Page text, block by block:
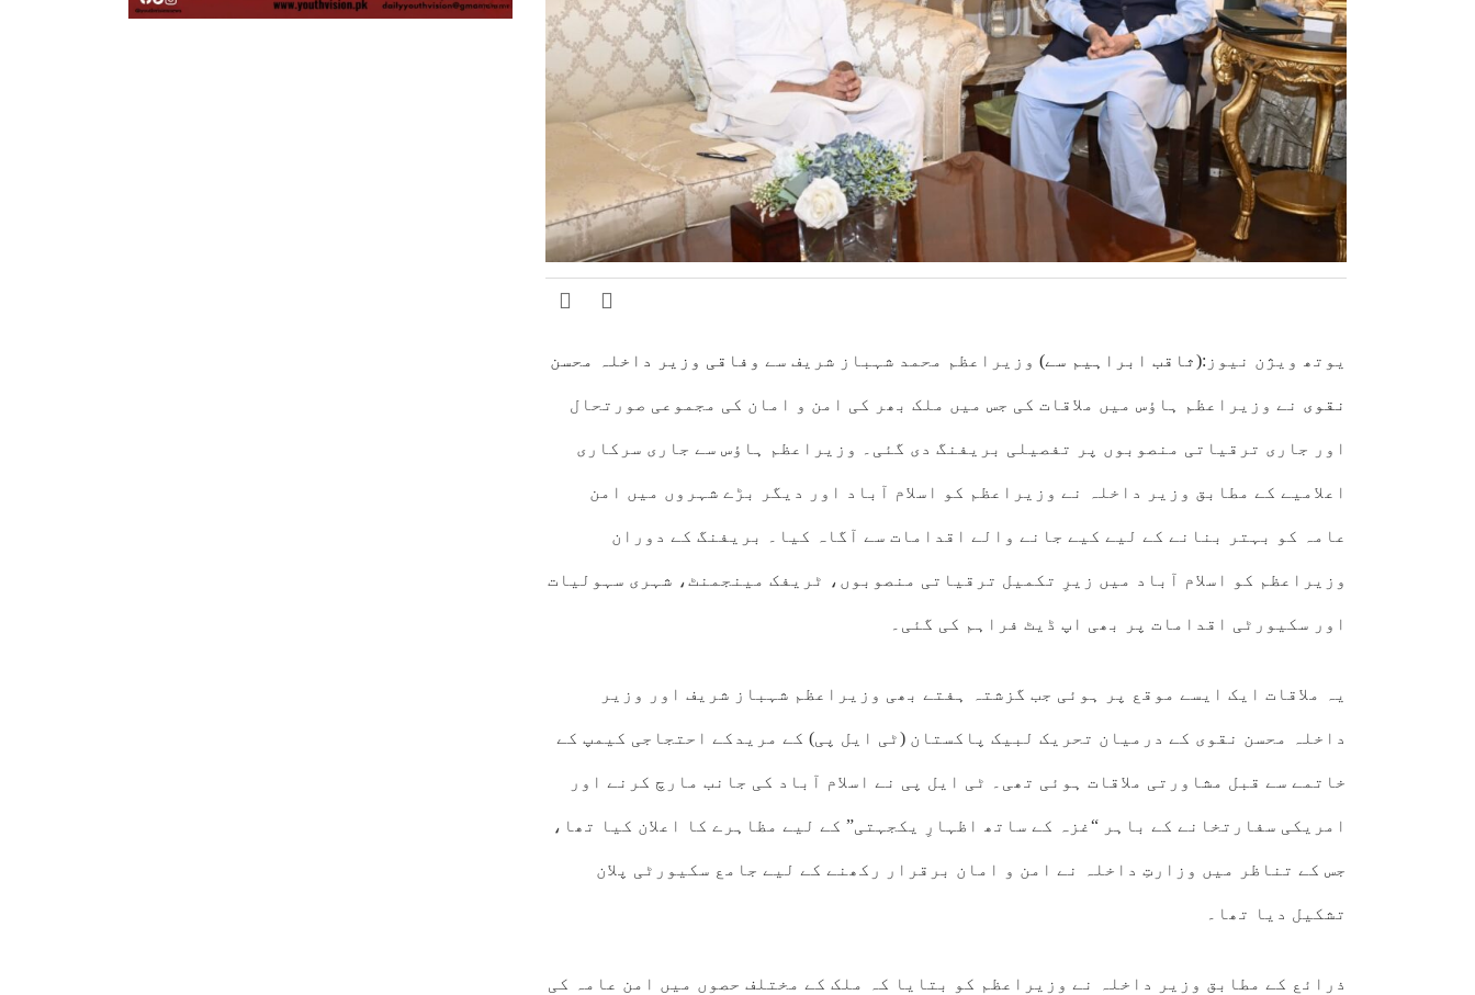
یوتھ ویژن نیوز:(ثاقب ابراہیم سے) وزیراعظم محمد شہباز شریف سے وفاقی وزیر داخلہ محسن
نقوی نے وزیراعظم ہاؤس میں ملاقات کی جس میں ملک بھر کی امن و امان کی مجموعی صورتحال
اور جاری ترقیاتی منصوبوں پر تفصیلی بریفنگ دی گئی۔ وزیراعظم ہاؤس سے جاری سرکاری
اعلامیے کے مطابق وزیر داخلہ نے وزیراعظم کو اسلام آباد اور دیگر بڑے شہروں میں امن
عامہ کو بہتر بنانے کے لیے کیے جانے والے اقدامات سے آگاہ کیا۔ بریفنگ کے دوران
وزیراعظم کو اسلام آباد میں زیرِ تکمیل ترقیاتی منصوبوں، ٹریفک مینجمنٹ، شہری سہولیات
اور سکیورٹی اقدامات پر بھی اپ ڈیٹ فراہم کی گئی۔
یہ ملاقات ایک ایسے موقع پر ہوئی جب گزشتہ ہفتے بھی وزیراعظم شہباز شریف اور وزیر
داخلہ محسن نقوی کے درمیان تحریک لبیک پاکستان (ٹی ایل پی) کے مریدکے احتجاجی کیمپ کے
خاتمے سے قبل مشاورتی ملاقات ہوئی تھی۔ ٹی ایل پی نے اسلام آباد کی جانب مارچ کرنے اور
امریکی سفارتخانے کے باہر “غزہ کے ساتھ اظہارِ یکجہتی” کے لیے مظاہرے کا اعلان کیا تھا،
جس کے تناظر میں وزارتِ داخلہ نے امن و امان برقرار رکھنے کے لیے جامع سکیورٹی پلان
تشکیل دیا تھا۔
ذرائع کے مطابق وزیر داخلہ نے وزیراعظم کو بتایا کہ ملک کے مختلف حصوں میں امن عامہ کی